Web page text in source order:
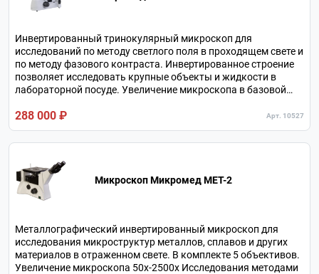
Инвертированный тринокулярный микроскоп для
исследований по методу светлого поля в проходящем свете и
по методу фазового контраста. Инвертированное строение
позволяет исследовать крупные объекты и жидкости в
лабораторной посуде. Увеличение микроскопа в базовой
20х-800х. Револьверное устройство на 5 объективов.
288 000 ₽ Арт. 10527
Микроскоп Микромед МЕТ-2
Металлографический инвертированный микроскоп для
исследования микроструктур металлов, сплавов и других
материалов в отраженном свете. В комплекте 5 объективов.
Увеличение микроскопа 50х-2500х Исследования методами